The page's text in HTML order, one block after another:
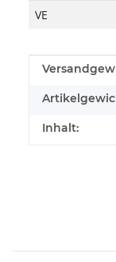
VE
Wert
Inhalt: